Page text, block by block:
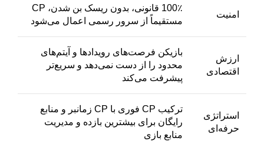
امنیت
100٪ قانونی، بدون ریسک بن شدن، CP
مستقیماً از سرور رسمی اعمال می‌شود
ارزش
اقتصادی
بازیکن فرصت‌های رویدادها و آیتم‌های
محدود را از دست نمی‌دهد و سریع‌تر
پیشرفت می‌کند
استراتژی
حرفه‌ای
ترکیب CP فوری با CP زمانبر و منابع
رایگان برای بیشترین بازده و مدیریت
منابع بازی